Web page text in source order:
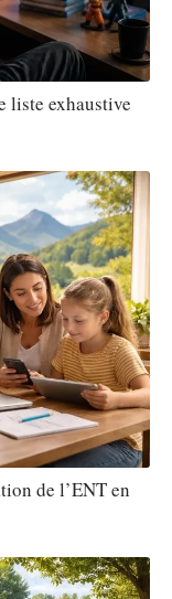
liste exhaustive
de l’ENT en